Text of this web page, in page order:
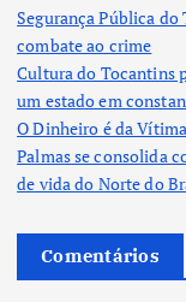
Segurança Pública
combate ao crime
Cultura do Tocantins
um estado em
O Dinheiro é da
Palmas se consolida
de vida do Norte do
Comentários